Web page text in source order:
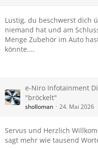
Lustig, du beschwerst dich
niemand hat und am
Menge Zubehör im Auto
könnte....
e-Niro Infotainment
"bröckelt"
sholloman 24. Mai 2026
Servus und Herzlich
sagt mehr wie tausend